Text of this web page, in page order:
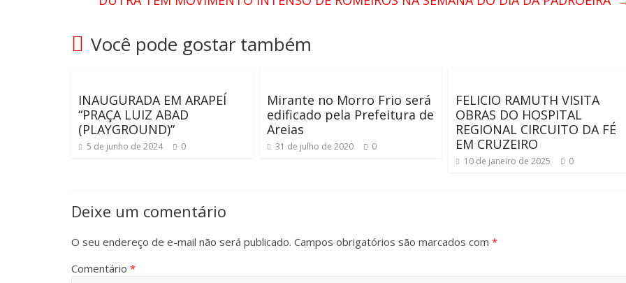
Você pode gostar também
INAUGURADA EM ARAPEÍ
“PRAÇA LUIZ ABAD
(PLAYGROUND)”
5 de junho de 2024 0
Mirante no Morro Frio será
edificado pela Prefeitura de
Areias
31 de julho de 2020 0
FELICIO RAMUTH VISITA
OBRAS DO HOSPITAL
REGIONAL CIRCUITO DA FÉ
EM CRUZEIRO
10 de janeiro de 2025 0
Deixe um comentário
O seu endereço de e-mail não será publicado. Campos obrigatórios são marcados com *
Comentário *